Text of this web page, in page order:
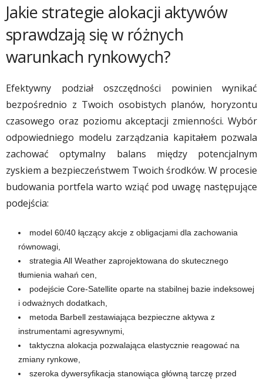
Jakie strategie alokacji aktywów
sprawdzają się w różnych
warunkach rynkowych?
Efektywny podział oszczędności powinien wynikać
bezpośrednio z Twoich osobistych planów, horyzontu
czasowego oraz poziomu akceptacji zmienności. Wybór
odpowiedniego modelu zarządzania kapitałem pozwala
zachować optymalny balans między potencjalnym
zyskiem a bezpieczeństwem Twoich środków. W procesie
budowania portfela warto wziąć pod uwagę następujące
podejścia:
model 60/40 łączący akcje z obligacjami dla zachowania
równowagi,
strategia All Weather zaprojektowana do skutecznego
tłumienia wahań cen,
podejście Core-Satellite oparte na stabilnej bazie indeksowej
i odważnych dodatkach,
metoda Barbell zestawiająca bezpieczne aktywa z
instrumentami agresywnymi,
taktyczna alokacja pozwalająca elastycznie reagować na
zmiany rynkowe,
szeroka dywersyfikacja stanowiąca główną tarczę przed